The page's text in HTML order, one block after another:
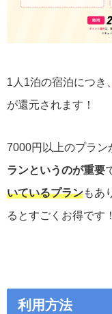
1人1泊の宿泊につき、
が還元されます！
7000円以上のプラン
ランというのが重要
いているプランもあ
るとすごくお得です！
利用方法